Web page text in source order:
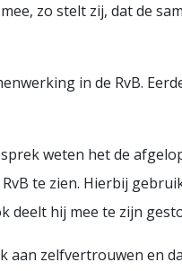
zo stelt zij, dat de
in de RvB.
weten het de
te zien. Hierbij
deelt hij mee te zijn
aan zelfvertrouwen en